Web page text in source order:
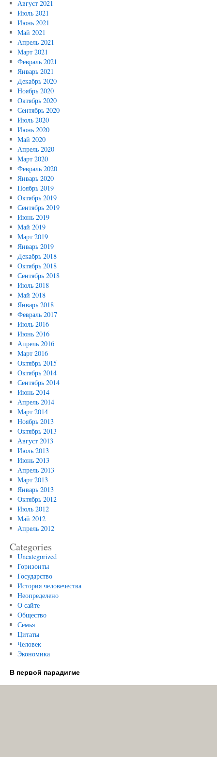
Август 2021
Июль 2021
Июнь 2021
Май 2021
Апрель 2021
Март 2021
Февраль 2021
Январь 2021
Декабрь 2020
Ноябрь 2020
Октябрь 2020
Сентябрь 2020
Июль 2020
Июнь 2020
Май 2020
Апрель 2020
Март 2020
Февраль 2020
Январь 2020
Ноябрь 2019
Октябрь 2019
Сентябрь 2019
Июнь 2019
Май 2019
Март 2019
Январь 2019
Декабрь 2018
Октябрь 2018
Сентябрь 2018
Июль 2018
Май 2018
Январь 2018
Февраль 2017
Июль 2016
Июнь 2016
Апрель 2016
Март 2016
Октябрь 2015
Октябрь 2014
Сентябрь 2014
Июнь 2014
Апрель 2014
Март 2014
Ноябрь 2013
Октябрь 2013
Август 2013
Июль 2013
Июнь 2013
Апрель 2013
Март 2013
Январь 2013
Октябрь 2012
Июль 2012
Май 2012
Апрель 2012
Categories
Uncategorized
Горизонты
Государство
История человечества
Неопределено
О сайте
Общество
Семья
Цитаты
Человек
Экономика
В первой парадигме